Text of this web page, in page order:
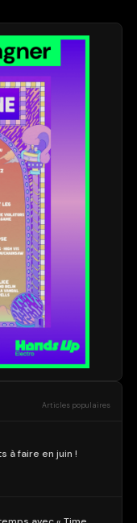
Articles populaires
à faire en juin !